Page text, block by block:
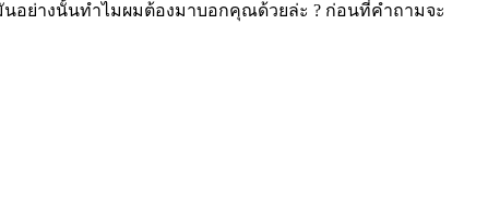
อย่างนั้นทำไมผมต้องมาบอกคุณด้วยล่ะ ? ก่อนที่คำถามจะ